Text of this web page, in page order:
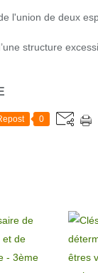
l'union de deux
structure
0